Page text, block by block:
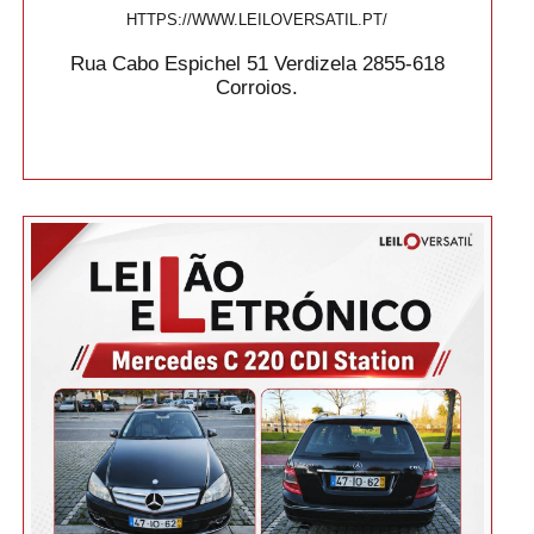
HTTPS://WWW.LEILOVERSATIL.PT/
Rua Cabo Espichel 51 Verdizela 2855-618
Corroios.